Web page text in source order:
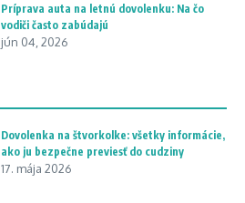
Príprava auta na letnú dovolenku: Na čo
vodiči často zabúdajú
jún 04, 2026
Dovolenka na štvorkolke: všetky informácie,
ako ju bezpečne previesť do cudziny
17. mája 2026